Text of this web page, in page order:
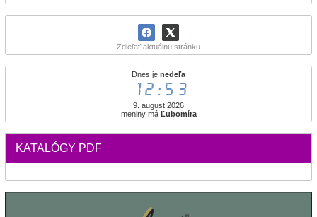
Zdieľať aktuálnu stránku
Dnes je nedeľa
12:53
9. august 2026
meniny má Ľubomíra
KATALÓGY PDF